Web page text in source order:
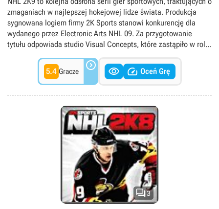
zmaganiach w najlepszej hokejowej lidze świata. Produkcja
sygnowana logiem firmy 2K Sports stanowi konkurencję dla
wydanego przez Electronic Arts NHL 09. Za przygotowanie
tytułu odpowiada studio Visual Concepts, które zastąpiło w roli
5.4 Gracze    Oceń Grę
3